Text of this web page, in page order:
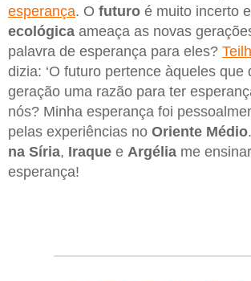
esperança. O futuro é muito incerto
ecológica ameaça as novas
palavra de esperança para eles?
dizia: ‘O futuro pertence àqueles que
geração uma razão para ter
nós? Minha esperança foi
pelas experiências no Oriente Médio
na Síria, Iraque e Argélia me
esperança!